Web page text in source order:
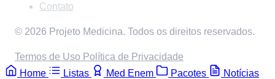
Contato
© 2026 Projeto Medicina. Todos os direitos reservados.
Termos de Uso Política de Privacidade
Home
Listas Med Enem Pacotes Notícias